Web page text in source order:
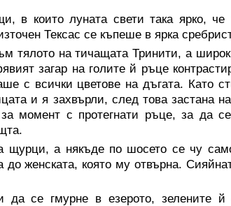
в които луната свети така ярко,
Тексас се къпеше в ярка
тялото на тичащата Тринити, а
загар на голите й ръце
с всички цветове на дъгата. Като
и я захвърли, след това застана
момент с протегнати ръце, за да
щурци, а някъде по шосето се чу
до женската, която му отвърна.
се гмурне в езерото, зелените й